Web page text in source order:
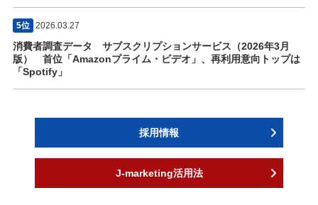
5位 2026.03.27
消費者調査データ サブスクリプションサービス（2026年3月
版） 首位「Amazonプライム・ビデオ」、再利用意向トップは
「Spotify」
採用情報
J-marketing活用法